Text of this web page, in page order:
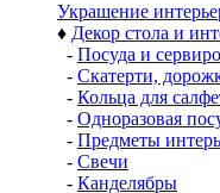
Украшение
♦ Декор стола и
- Посуда и
- Скатерти,
- Кольца для
- Одноразовая
- Предметы
- Свечи
- Канделябры